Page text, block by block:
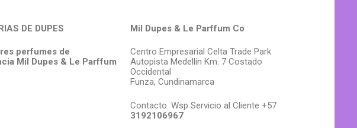
DE DUPES
perfumes de
Mil Dupes & Le Parffum
Mil Dupes & Le Parffum Co
Centro Empresarial Celta Trade Park
Autopista Medellín Km. 7 Costado
Occidental
Funza, Cundinamarca
Contacto. Wsp Servicio al Cliente +57
3192106967